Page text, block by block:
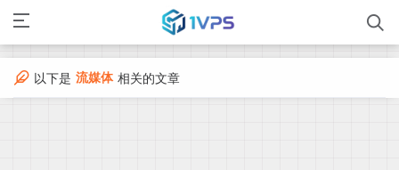
以下是 流媒体 相关的文章